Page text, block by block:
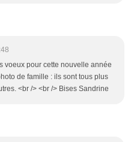
voeux pour cette nouvelle année
de famille : ils sont tous plus
<br /> <br /> Bises Sandrine